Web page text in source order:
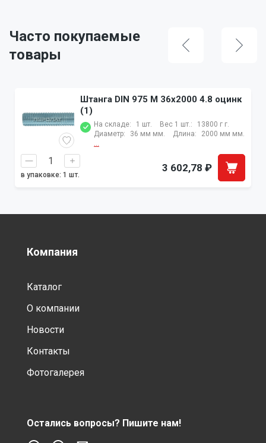
Часто покупаемые
товары
Штанга DIN 975 M 36x2000 4.8 оцинк
(1)
На складе: 1 шт. Вес 1 шт.:
13800 г г.
Диаметр:
36 мм мм. Длина:
2000 мм мм.
...
в упаковке: 1 шт.
3 602,78 ₽
Компания
Каталог
О компании
Новости
Контакты
Фотогалерея
Остались вопросы? Пишите нам!